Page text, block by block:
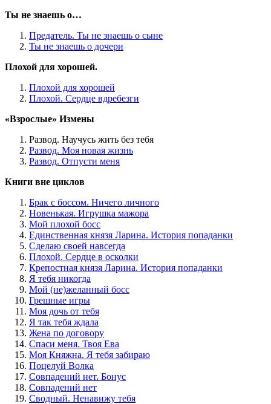
Ты не знаешь о…
Предатель. Ты не знаешь о сыне
Ты не знаешь о дочери
Плохой для хорошей.
Плохой для хорошей
Плохой. Сердце вдребезги
«Взрослые» Измены
Развод. Научусь жить без тебя
Развод. Моя новая жизнь
Развод. Отпусти меня
Книги вне циклов
Брак с боссом. Ничего личного
Новенькая. Игрушка мажора
Мой плохой босс
Единственная князя Ларина. История попаданки
Сделаю своей навсегда
Плохой. Сердце в осколки
Крепостная князя Ларина. История попаданки
Я тебя никогда
Мой (не)желанный босс
Грешные игры
Моя дочь от тебя
Я так тебя ждала
Жена по договору
Спаси меня. Твоя Ева
Моя Княжна. Я тебя забираю
Поцелуй Волка
Совпадений нет. Бонус
Совпадений нет
Сводный. Ненавижу тебя